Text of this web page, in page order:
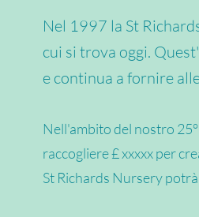
Nel 1997 la St
cui si trova oggi.
e continua a fornire
Nell'ambito del nostro
raccogliere £ xxxxx per
St Richards Nursery